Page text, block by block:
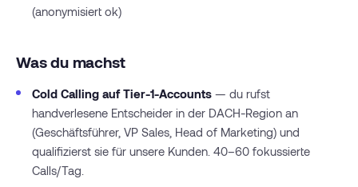
(anonymisiert ok)
Was du machst
Cold Calling auf Tier-1-Accounts — du rufst
handverlesene Entscheider in der DACH-Region an
(Geschäftsführer, VP Sales, Head of Marketing) und
qualifizierst sie für unsere Kunden. 40–60 fokussierte
Calls/Tag.